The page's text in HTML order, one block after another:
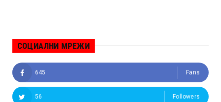
СОЦИАЛНИ МРЕЖИ
645 Fans
56 Followers